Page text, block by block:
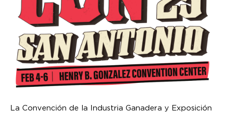
La Convención de la Industria Ganadera y Exposición